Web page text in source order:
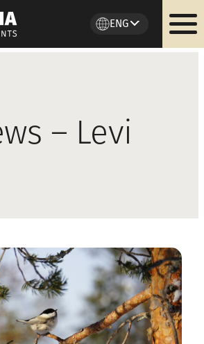
ENG
– Levi